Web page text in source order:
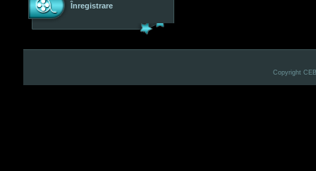
Înregistrare
Copyright